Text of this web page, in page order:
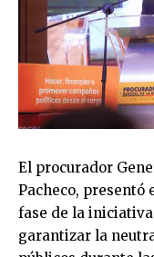
El procurador
Pacheco, presentó
fase de la iniciativa
garantizar la